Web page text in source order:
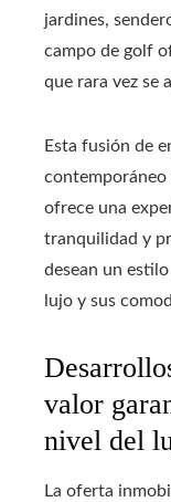
jardines,
campo de golf
que rara vez se
Esta fusión de
contemporáneo
ofrece una
tranquilidad y
desean un
lujo y sus
valor
nivel del
La oferta